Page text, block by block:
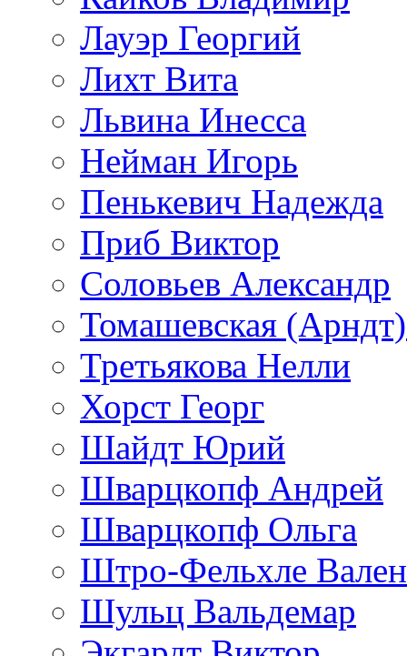
Лауэр Георгий
Лихт Вита
Львина Инесса
Нейман Игорь
Пенькевич Надежда
Приб Виктор
Соловьев Александр
Томашевская
Третьякова Нелли
Хорст Георг
Шайдт Юрий
Шварцкопф Андрей
Шварцкопф Ольга
Штро-Фельхле
Шульц Вальдемар